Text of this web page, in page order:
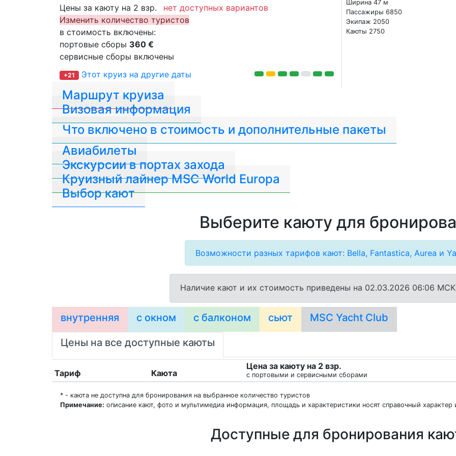
Цены за каюту на 2 взр.
нет доступных вариантов
Изменить количество туристов
в стоимость включены:
портовые сборы 360 €
сервисные сборы включены
+21 Этот круиз на другие даты
Ширина 47 м
Пассажиры 6850
Экипаж 2050
Каюты 2750
Маршрут круиза
Визовая информация
Авиабилеты
Что включено в стоимость и дополнительные пакеты
Экскурсии в портах захода
Круизный лайнер MSC World Europa
Выбор кают
Выберите каюту для
Возможности разных тарифов кают: Bella, Fantastica, Aurea и
Наличие кают и их стоимость приведены на 02.03.2026 06:06 MCK
внутренняя с окном с балконом сьют MSC Yacht Club
Цены на все доступные каюты
Тариф Каюта
Цена за каюту на 2 взр.
с портовыми и сервисными сборами
* - каюта не доступна для бронирования на выбранное количество туристов
Примечание: описание кают, фото и мультимедиа информация, площадь и характеристики носят справочный характер
Доступные для бронирования